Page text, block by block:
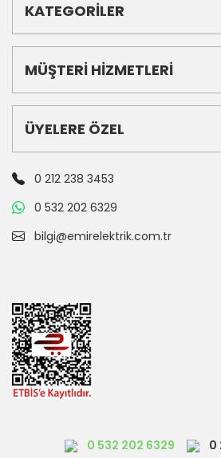
KATEGORİLER
MÜŞTERİ HİZMETLERİ
ÜYELERE ÖZEL
0 212 238 3453
0 532 202 6329
bilgi@emirelektrik.com.tr
0 532 202 6329 0